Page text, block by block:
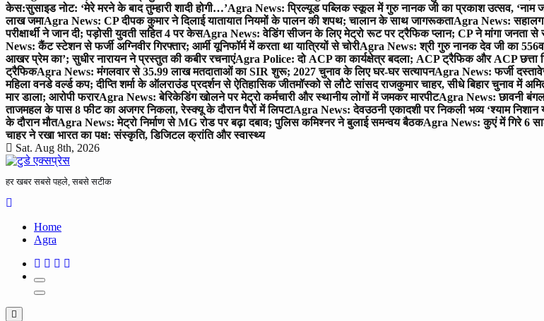
केस:सुसाइड नोट: ‘मेरे मरने के बाद तुम्हारी शादी होगी…’Agra News: प्रिल्यूड पब्लिक स्कूल में गुरु नानक जी का प्रकाश उत्सव, ‘नाम
लाख जमाAgra News: CP दीपक कुमार ने दिलाई यातायात नियमों के पालन की शपथ; चालान के साथ जागरूकताAgra News:
परीक्षार्थी ने जान दी; पड़ोसी युवती सहित 4 पर केसAgra News: वेडिंग सीजन के लिए मेट्रो रूट पर ट्रैफिक प्लान; CP ने मांगा जनता से
News: कैंट स्टेशन से फर्जी अग्निवीर गिरफ्तार; आर्मी यूनिफॉर्म में करता था यात्रियों से चोरीAgra News: श्री गुरु नानक देव जी का
आखर प्रेम का’; सुधीर नारायन ने प्रस्तुत की कबीर रचनाएंAgra Police: दो ACP का कार्यक्षेत्र बदला; ACP ट्रैफिक और ACP छत्ता
ट्रैफिकAgra News: मंगलवार से 35.99 लाख मतदाताओं का SIR शुरू; 2027 चुनाव के लिए घर-घर सत्यापनAgra News: फर्जी
महिला वनडे वर्ल्ड कप; दीप्ति शर्मा के ऑलराउंड प्रदर्शन से ऐतिहासिक जीतमॉस्को से लौटे सांसद राजकुमार चाहर, सीधे बिहार चुनाव में
मार डाला; आरोपी फरारAgra News: बेरिकेडिंग खोलने पर मेट्रो कर्मचारी और स्थानीय लोगों में जमकर मारपीटAgra News: छावनी
ताजमहल के पास 8 फीट का अजगर निकला, रेस्क्यू के दौरान पैरों में लिपटाAgra News: देवउठनी एकादशी पर निकली भव्य ‘श्याम निशान
के दौरान मौतAgra News: मेट्रो निर्माण से MG रोड पर बढ़ा दबाव; पुलिस कमिश्नर ने बुलाई समन्वय बैठकAgra News: कुएं में गिरे 6
चाहर ने रखा भारत का पक्ष: संस्कृति, डिजिटल क्रांति और स्वास्थ्य
Sat. Aug 8th, 2026
हर खबर सबसे पहले, सबसे सटीक
Home
Agra